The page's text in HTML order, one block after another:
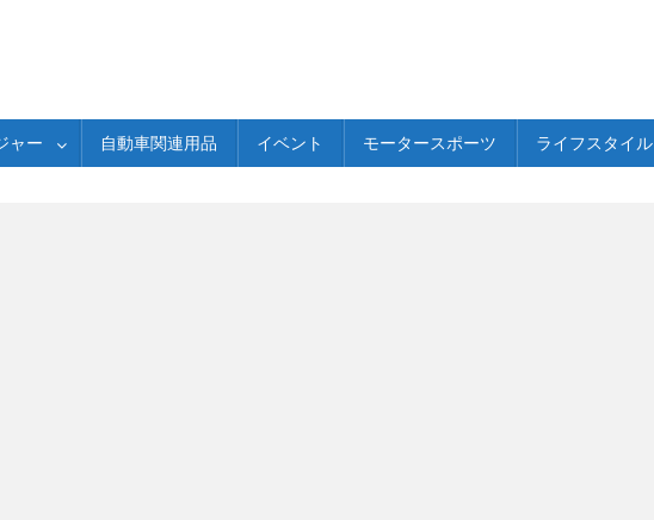
ャー 自動車関連用品 イベント モータースポーツ ライフスタイル